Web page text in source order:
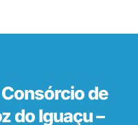
de
do Iguaçu –